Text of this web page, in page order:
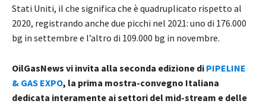
Stati Uniti, il che significa che è quadruplicato rispetto al
2020, registrando anche due picchi nel 2021: uno di 176.000
bg in settembre e l’altro di 109.000 bg in novembre.
OilGasNews vi invita alla seconda edizione di PIPELINE
& GAS EXPO, la prima mostra-convegno Italiana
dedicata interamente ai settori del mid-stream e delle